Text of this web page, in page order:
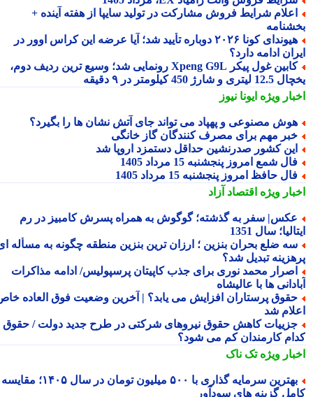
شرایط فروش مشارکت در تولید سایپا از هفته آینده +
هیوندای کونا ۲۰۲۶ دوباره تأیید شد؛ آیا عرضه این کراس اوور در
ادامه دارد؟
کابین غول پیکر Xpeng G9L رونمایی شد؛ وسیع ترین ردیف دوم،
و شارژ 450 کیلومتر در ۹ دقیقه
ویژهایونا نیوز
مصنوعی و پهپاد می تواند جای آتش نشان ها را بگیرد؟
مهم برای مصرف کنندگان گاز خانگی
کشور صدرنشین حداقل دستمزد اروپا شد
شمع امروز پنجشنبه 15 مرداد 1405
حافظ امروز پنجشنبه 15 مرداد 1405
ویژهاقتصاد آزاد
سفر به گذشته؛ گوگوش به همراه پسرش کامبیز در رم
سال 1351
ضلع بحران بنزین ؛ ارزان ترین بنزین منطقه چگونه به مسأله ای
تبدیل شد؟
محمد نوری برای جذب کاپیتان پرسپولیس/ ادامه مذاکرات
ها با عالیشاه
پرستاران افزایش می یابد؟ | آخرین وضعیت فوق العاده خاص
شد
کاهش حقوق نیروهای شرکتی در طرح جدید دولت / حقوق
کارمندان کم می شود؟
ویژهتک ناک
بهترین سرمایه گذاری با ۵۰۰ میلیون تومان در سال ۱۴۰۵؛ مقایسه
گزینه های سودآور